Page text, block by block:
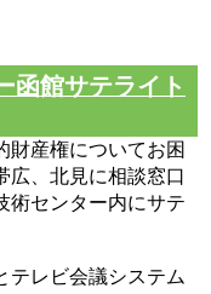
函館サテライト
財産権についてお困
広、北見に相談窓口
術センター内にサテ
テレビ会議システム